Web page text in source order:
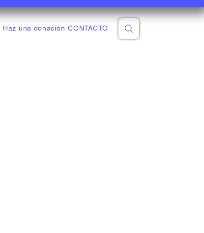
Haz una donación CONTACTO